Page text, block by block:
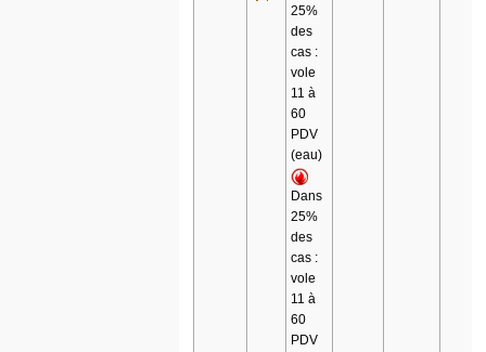
25%
des
cas :
vole
11 à
60
PDV
(eau)
Dans
25%
des
cas :
vole
11 à
60
PDV